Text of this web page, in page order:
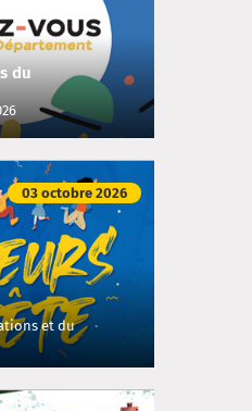
du
03 octobre 2026
et du